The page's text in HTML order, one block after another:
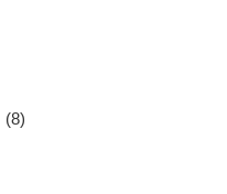
(8)